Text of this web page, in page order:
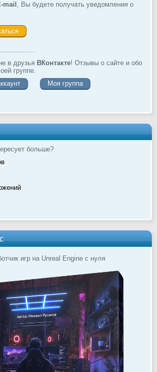
mail , Вы будете получать уведомления о
в друзья ВКонтакте! Отзывы о сайте и обо
группе.
Моя группа
больше?
игр на Unreal Engine с нуля